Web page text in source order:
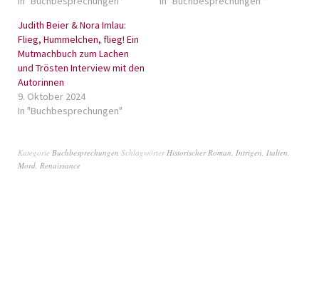
Judith Beier & Nora Imlau:
Flieg, Hummelchen, flieg! Ein
Mutmachbuch zum Lachen
und Trösten Interview mit den
Autorinnen
9. Oktober 2024
In "Buchbesprechungen"
Kategorie Buchbesprechungen SchlagwörterHistorischer Roman, Intrigen, Italien,
Mord, Renaissance